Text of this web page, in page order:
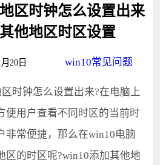
区时钟怎么设置出来
他地区时区设置
20日 win10常见问题
钟怎么设置出来?在电脑上
便用户查看不同时区的当前时
非常便捷，那么在win10电脑
区的时区呢?win10添加其他地